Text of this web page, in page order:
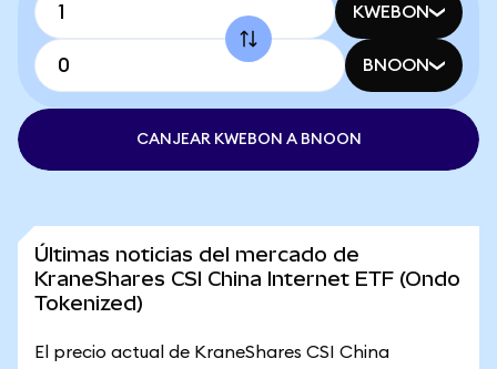
KWEBON
BNOON
CANJEAR KWEBON A BNOON
Últimas noticias del mercado de
KraneShares CSI China Internet ETF (Ondo
Tokenized)
El precio actual de KraneShares CSI China